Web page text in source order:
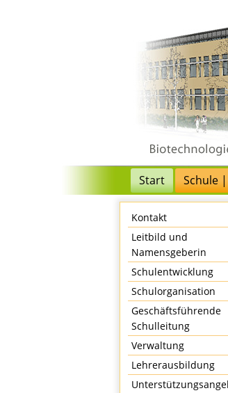
Start Schule
Kontakt
Leitbild und
Namensgeberin
Schulentwicklung
Schulorganisation
Geschäftsführende
Schulleitung
Verwaltung
Lehrerausbildung